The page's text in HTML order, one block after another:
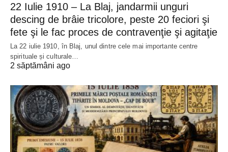
22 Iulie 1910 – La Blaj, jandarmii unguri
descing de brâie tricolore, peste 20 feciori şi
fete şi le fac proces de contravenţie şi agitaţie
La 22 iulie 1910, în Blaj, unul dintre cele mai importante centre
spirituale și culturale…
2 săptămâni ago